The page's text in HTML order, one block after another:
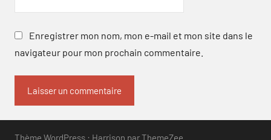
Enregistrer mon nom, mon e-mail et mon site dans le
navigateur pour mon prochain commentaire.
Thème WordPress : Harrison par ThemeZee.